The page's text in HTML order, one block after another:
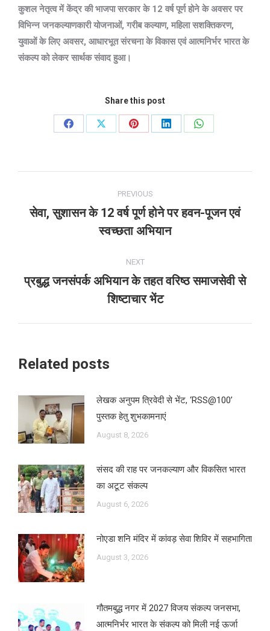
कुशल नेतृत्व में केंद्र की भाजपा सरकार के 12 वर्ष पूर्ण होने के अवसर पर
विभिन्न जनकल्याणकारी योजनाओं, गरीब कल्याण, महिला सशक्तिकरण,
युवाओं के लिए अवसर, आधारभूत संरचना के विकास एवं आत्मनिर्भर भारत के
संकल्प को लेकर सार्थक संवाद हुआ।
Share this post
Share
Share
Share
Share
Share
navigation
PREVIOUS
Previous
post:
सेवा, सुशासन के 12 वर्ष पूर्ण होने पर हवन-पूजन एवं
स्वच्छता अभियान
NEXT
Next
post:
प्रबुद्ध जनसंपर्क अभियान के तहत वरिष्ठ समाजसेवी से
शिष्टाचार भेंट
Related posts
लेखक अनुपम त्रिवेदी से भेंट, ‘RSS@100’
पुस्तक हेतु शुभकामनाएं
August 8, 2026
संसद की राह पर जनकल्याण और विकसित भारत
का अटूट संकल्प
August 6, 2026
नोएडा शनि मंदिर में कांवड़ सेवा शिविर में सहभागिता
August 3, 2026
गौतमबुद्ध नगर में 2027 विजय संकल्प जनसभा,
आत्मनिर्भर भारत के संकल्प को मिली नई ऊर्जा